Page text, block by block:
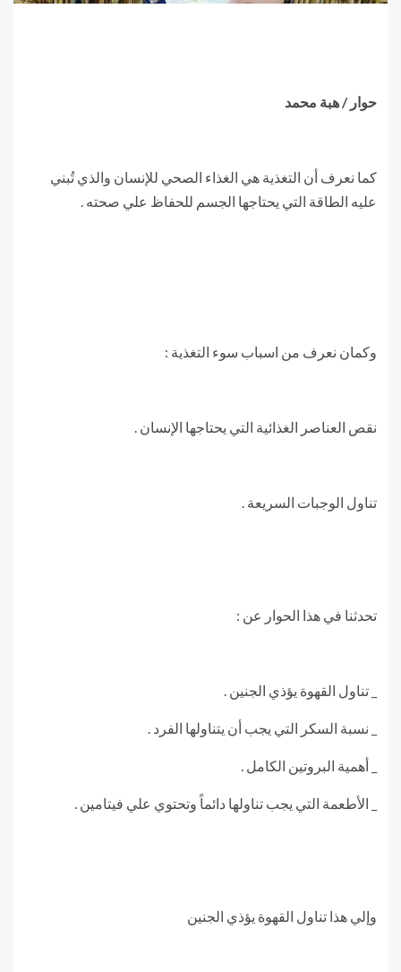
حوار / هبة محمد
كما نعرف أن التغذية هي الغذاء الصحي للإنسان والذي تُبني
عليه الطاقة التي يحتاجها الجسم للحفاظ علي صحته .
وكمان نعرف من اسباب سوء التغذية :
نقص العناصر الغذائية التي يحتاجها الإنسان .
تناول الوجبات السريعة .
تحدثنا في هذا الحوار عن :
_ تناول القهوة يؤذي الجنين .
_ نسبة السكر التي يجب أن يتناولها الفرد .
_ أهمية البروتين الكامل .
_ الأطعمة التي يجب تناولها دائماً وتحتوي علي فيتامين .
وإلي هذا تناول القهوة يؤذي الجنين